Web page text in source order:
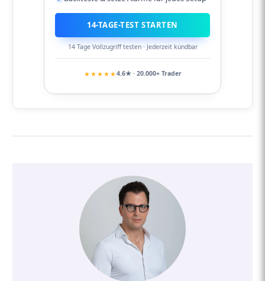
14-TAGE-TEST STARTEN
14 Tage Vollzugriff testen · Jederzeit kündbar
★★★★★4.6★ · 20.000+ Trader